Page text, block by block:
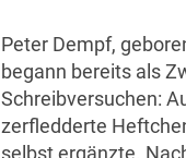
Peter Dempf,
begann bereits als
Schreibversuchen:
zerfledderte
selbst ergänzte.